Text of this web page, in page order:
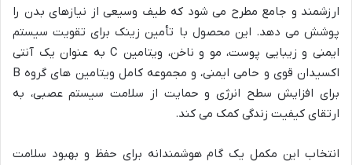
ارزشمند و جامع مطرح می شود که طیف وسیعی از نیازهای بدن را
پوشش می دهد. این محصول با تأمین زینک برای تقویت سیستم
ایمنی و زیبایی پوست، مو و ناخن، ویتامین C به عنوان یک آنتی
اکسیدان قوی و حامی ایمنی، و مجموعه کامل ویتامین های گروه B
برای افزایش سطح انرژی و حمایت از سلامت سیستم عصبی، به
ارتقای کیفیت زندگی کمک می کند.
انتخاب این مکمل یک گام هوشمندانه برای حفظ و بهبود سلامت